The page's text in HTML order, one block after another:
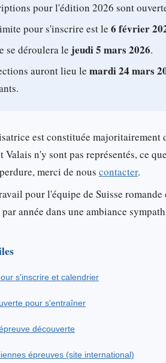
pour l'édition 2026 sont
pour s'inscrire est le 6 février
se déroulera le jeudi 5 mars 2026.
auront lieu le mardi 24 mars
est constituée majoritairement
Valais n'y sont pas représentés, ce
merci de nous contacter.
pour l'équipe de Suisse
année dans une ambiance
s'inscrire et calendrier
pour s'entraîner
découverte
épreuves (site international)